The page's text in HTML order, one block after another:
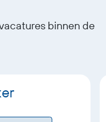
binnen de